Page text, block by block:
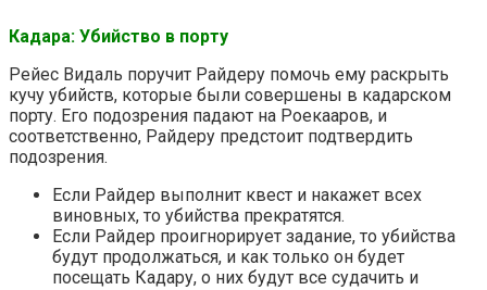
Кадара: Убийство в порту
Рейес Видаль поручит Райдеру помочь ему раскрыть
кучу убийств, которые были совершены в кадарском
порту. Его подозрения падают на Роекааров, и
соответственно, Райдеру предстоит подтвердить
подозрения.
Если Райдер выполнит квест и накажет всех
виновных, то убийства прекратятся.
Если Райдер проигнорирует задание, то убийства
будут продолжаться, и как только он будет
посещать Кадару, о них будут все судачить и